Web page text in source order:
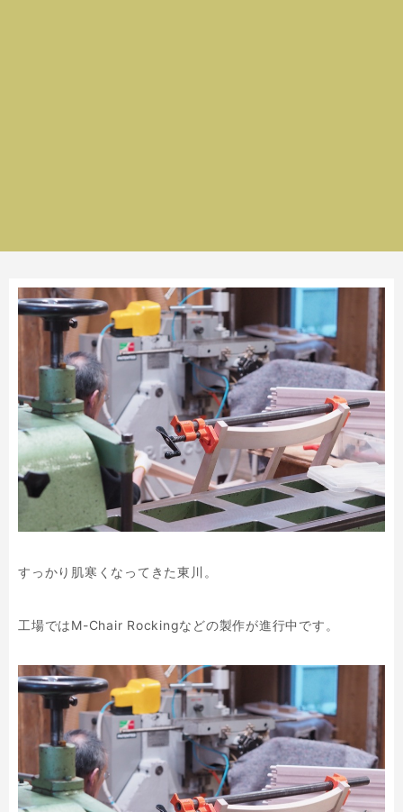
すっかり肌寒くなってきた東川。
工場ではM-Chair Rockingなどの製作が進行中です。